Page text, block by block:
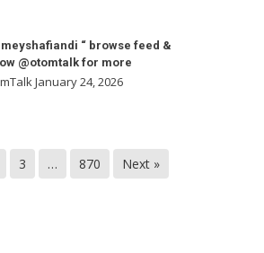
meyshafiandi “ browse feed &
@otomtalk for more
January 24, 2026
3 … 870 Next »